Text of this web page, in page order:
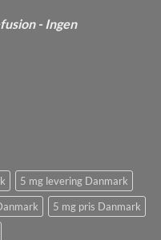
- Ingen
5 mg levering Danmark
5 mg pris Danmark